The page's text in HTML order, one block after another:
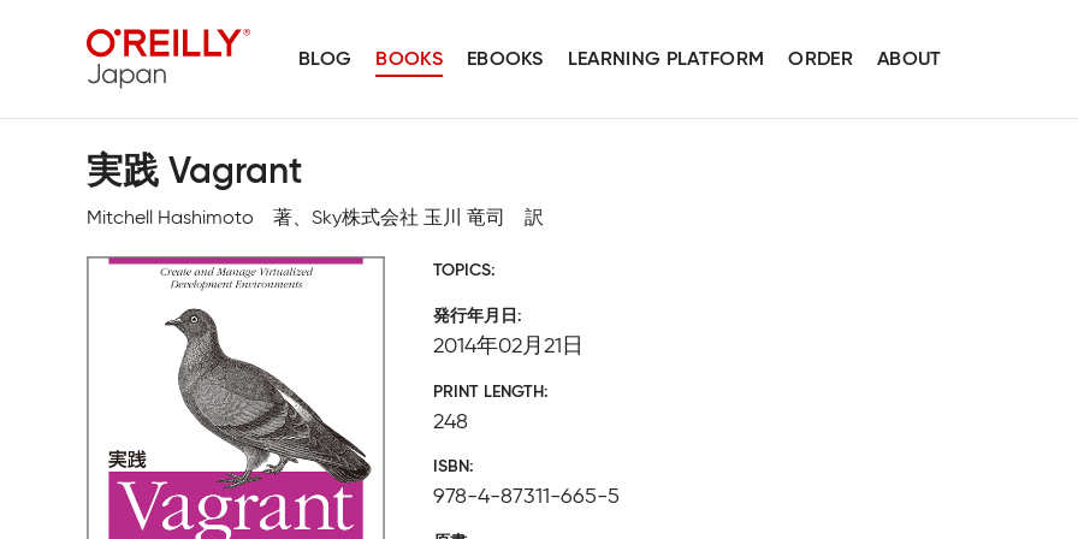
BLOG BOOKS EBOOKS LEARNING PLATFORM ORDER ABOUT
実践 Vagrant
Mitchell Hashimoto 著、Sky株式会社 玉川 竜司 訳
TOPICS
発行年月日
2014年02月21日
PRINT LENGTH
248
ISBN
978-4-87311-665-5